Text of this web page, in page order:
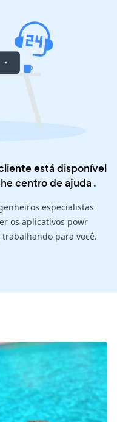
está disponível
centro de ajuda .
especialistas
os aplicativos powr
para você.